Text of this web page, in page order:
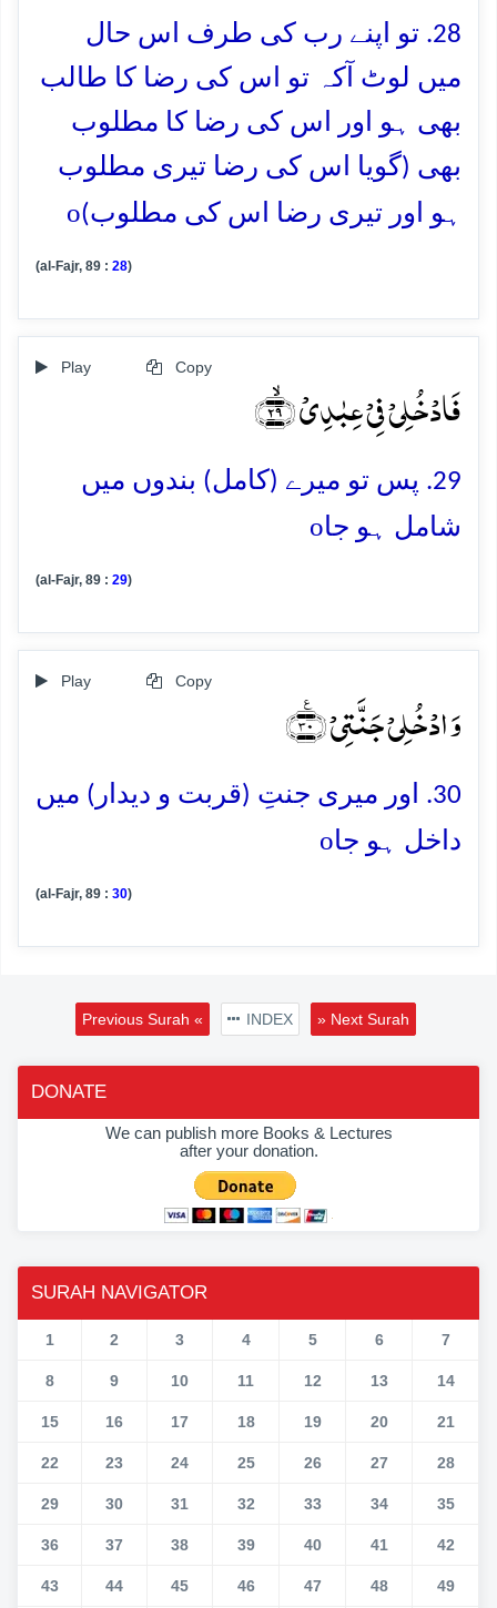
28. تو اپنے رب کی طرف اس حال
میں لوٹ آکہ تو اس کی رضا کا طالب
بھی ہو اور اس کی رضا کا مطلوب
بھی (گویا اس کی رضا تیری مطلوب
ہو اور تیری رضا اس کی مطلوب)o
(al-Fajr, 89 : 28)
Play Copy
فَادۡخُلِیۡ فِیۡ عِبٰدِیۡ ﴿ۙ۲۹﴾
29. پس تو میرے (کامل) بندوں میں
شامل ہو جاo
(al-Fajr, 89 : 29)
Play Copy
وَ ادۡخُلِیۡ جَنَّتِیۡ ﴿٪۳۰﴾
30. اور میری جنتِ (قربت و دیدار) میں
داخل ہو جاo
(al-Fajr, 89 : 30)
Previous Surah « INDEX » Next Surah
DONATE
We can publish more Books & Lectures
after your donation.
SURAH NAVIGATOR
1 2 3 4 5 6 7
8 9 10 11 12 13 14
15 16 17 18 19 20 21
22 23 24 25 26 27 28
29 30 31 32 33 34 35
36 37 38 39 40 41 42
43 44 45 46 47 48 49